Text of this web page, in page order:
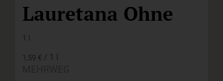
Lauretana Ohne
1 l
1,59 € / 1 l